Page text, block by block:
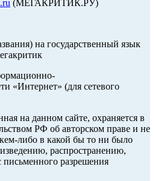
(МЕГАКРИТИК.РУ)
на государственный язык
«Интернет» (для сетевого
на данном сайте, охраняется в
РФ об авторском праве и не
либо в какой бы то ни было
распространению,
письменного разрешения